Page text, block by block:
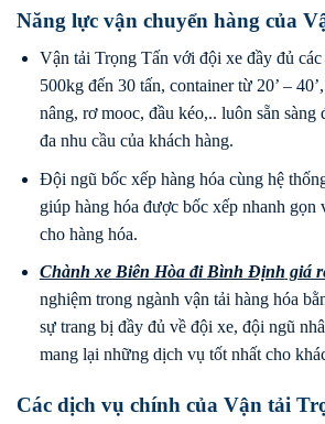
Năng lực vận chuyển hàng của
Vận tải Trọng Tấn với đội xe đầy đủ
500kg đến 30 tấn, container từ 20’ –
nâng, rơ mooc, đầu kéo,.. luôn sẵn sàng
đa nhu cầu của khách hàng.
Đội ngũ bốc xếp hàng hóa cùng hệ
giúp hàng hóa được bốc xếp nhanh gọn
cho hàng hóa.
Chành xe Biên Hòa điBình Định giá
nghiệm trong ngành vận tải hàng hóa
sự trang bị đầy đủ về đội xe, đội ngũ
mang lại những dịch vụ tốt nhất cho
Các dịch vụ chính của Vận tải